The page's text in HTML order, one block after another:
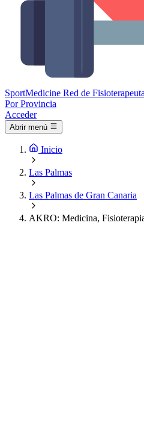
SportMedicine Red de
Por Provincia
Acceder
Abrir menú
Inicio
Las Palmas
Las Palmas de Gran Canaria
AKRO: Medicina,